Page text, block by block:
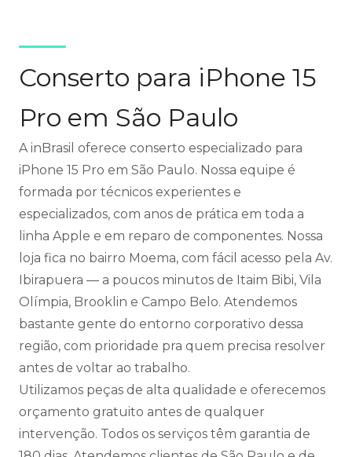
Conserto para iPhone 15
Pro em São Paulo
A inBrasil oferece conserto especializado para
iPhone 15 Pro em São Paulo. Nossa equipe é
formada por técnicos experientes e
especializados, com anos de prática em toda a
linha Apple e em reparo de componentes. Nossa
loja fica no bairro Moema, com fácil acesso pela Av.
Ibirapuera — a poucos minutos de Itaim Bibi, Vila
Olímpia, Brooklin e Campo Belo. Atendemos
bastante gente do entorno corporativo dessa
região, com prioridade pra quem precisa resolver
antes de voltar ao trabalho.
Utilizamos peças de alta qualidade e oferecemos
orçamento gratuito antes de qualquer
intervenção. Todos os serviços têm garantia de